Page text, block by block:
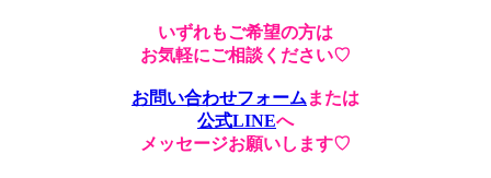
いずれもご希望の方は
お気軽にご相談ください♡
お問い合わせフォーム または
公式LINEへ
メッセージお願いします♡